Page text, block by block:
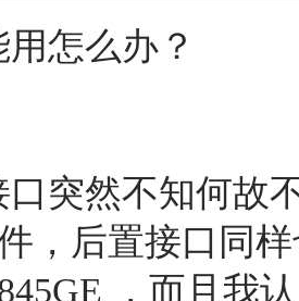
怎么办？
口突然不知何故
，后置接口同
，而且我